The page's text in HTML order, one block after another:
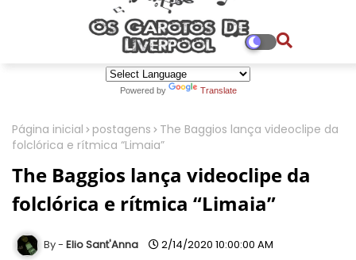
Powered by Translate
Página inicial postagens
The Baggios lança videoclipe da
folclórica e rítmica “Limaia”
The Baggios lança videoclipe da
folclórica e rítmica “Limaia”
Elio Sant'Anna 2/14/2020 10:00:00 AM